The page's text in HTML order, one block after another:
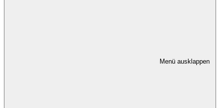
Menü ausklappen